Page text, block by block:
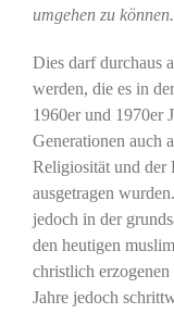
umgehen zu
Dies darf durchaus
werden, die es in
1960er und 1970er
Generationen auch
Religiosität und
ausgetragen
jedoch in der
den heutigen
christlich
Jahre jedoch